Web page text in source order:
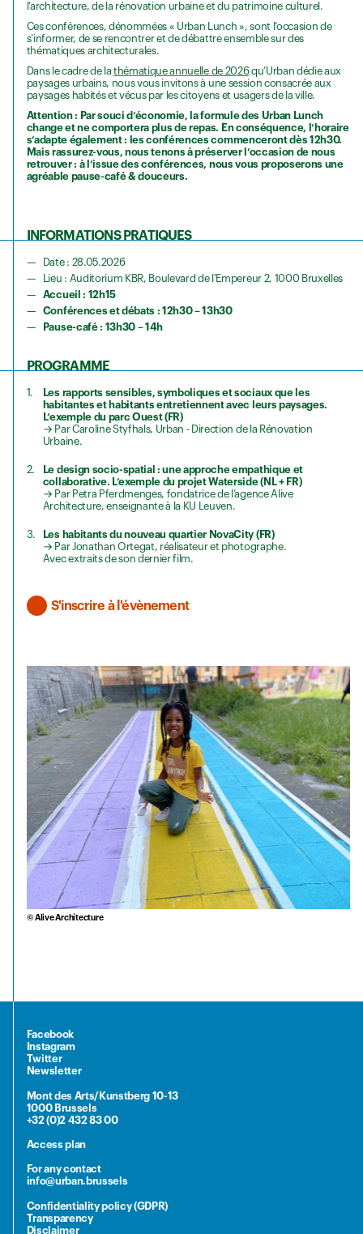
l’architecture, de la rénovation urbaine et du patrimoine culturel.
Ces conférences, dénommées « Urban Lunch », sont l’occasion de
s’informer, de se rencontrer et de débattre ensemble sur des
thématiques architecturales.
Dans le cadre de lathématique annuelle de 2026qu’Urban dédie aux
paysages urbains, nous vous invitons à une session consacrée aux
paysages habités et vécus par les citoyens et usagers de la ville.
Attention : Par souci d’économie, la formule des Urban Lunch
change et ne comportera plus de repas. En conséquence, l’horaire
s’adapte également : les conférences commenceront dès 12h30.
Mais rassurez-vous, nous tenons à préserver l’occasion de nous
retrouver : à l’issue des conférences, nous vous proposerons une
agréable pause-café & douceurs.
INFORMATIONS PRATIQUES
Date : 28.05.2026
Lieu : Auditorium KBR, Boulevard de l'Empereur 2, 1000 Bruxelles
Accueil : 12h15
Conférences et débats : 12h30 – 13h30
Pause-café : 13h30 – 14h
PROGRAMME
Les rapports sensibles, symboliques et sociaux que les
habitantes et habitants entretiennent avec leurs paysages.
L’exemple du parc Ouest (FR)
→ Par Caroline Styfhals, Urban - Direction de la Rénovation
Urbaine.
Le design socio-spatial : une approche empathique et
collaborative. L’exemple du projet Waterside (NL + FR)
→ Par Petra Pferdmenges, fondatrice de l’agence Alive
Architecture, enseignante à la KU Leuven.
Les habitants du nouveau quartier NovaCity (FR)
→ Par Jonathan Ortegat, réalisateur et photographe.
Avec extraits de son dernier film.
S'inscrire à l'évènement
© Alive Architecture
Facebook
Instagram
Twitter
Newsletter
Mont des Arts/Kunstberg 10-13
1000 Brussels
+32 (0)2 432 83 00
Access plan
For any contact
info@urban.brussels
Confidentiality policy (GDPR)
Transparency
Disclaimer